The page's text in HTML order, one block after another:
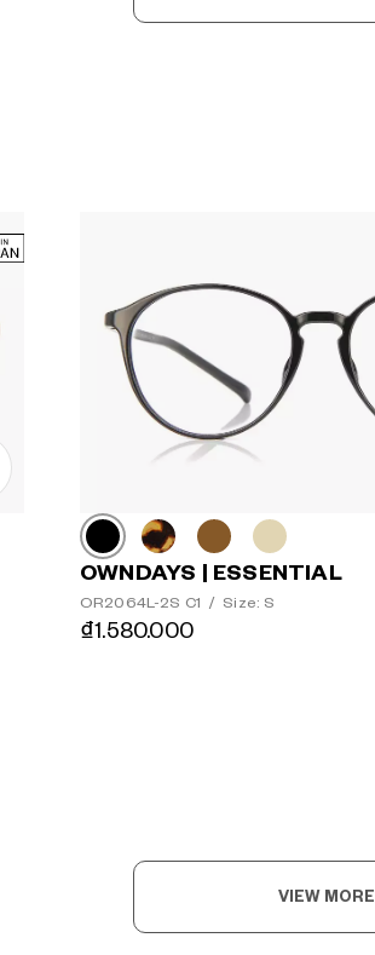
OWNDAYS | ESSENTIAL
OR2064L-2S C1 / Size: S
₫1.580.000
VIEW MORE